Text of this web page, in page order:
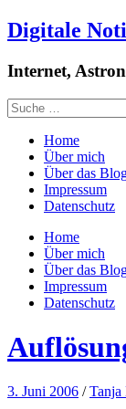
Digitale
Internet,
Home
Über mich
Über das
Impressum
Datenschutz
Home
Über mich
Über das
Impressum
Datenschutz
3. Juni 2006 /Tanja